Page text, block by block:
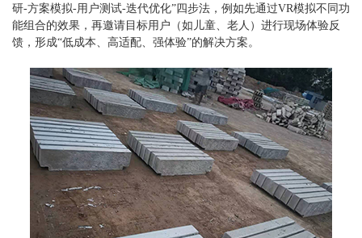
研-方案模拟-用户测试-迭代优化”四步法，例如先通过VR模拟不同功
能组合的效果，再邀请目标用户（如儿童、老人）进行现场体验反
馈，形成“低成本、高适配、强体验”的解决方案。